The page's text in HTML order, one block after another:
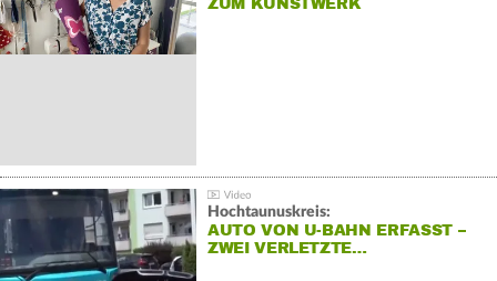
ZUM KUNSTWERK
Hochtaunuskreis:
AUTO VON U-BAHN ERFASST –
ZWEI VERLETZTE…